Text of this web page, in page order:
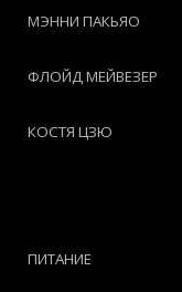
МЭННИ ПАКЬЯО
ФЛОЙД МЕЙВЕЗЕР
КОСТЯ ЦЗЮ
ПИТАНИЕ